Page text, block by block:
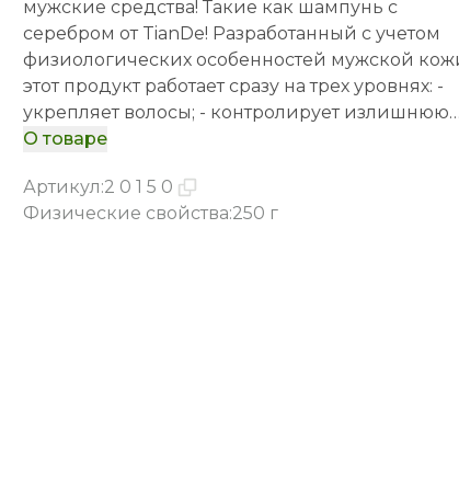
мужские средства! Такие как шампунь с
серебром от TianDe! Разработанный с учетом
физиологических особенностей мужской
этот продукт работает сразу на трех уровнях: -
укрепляет волосы; - контролирует излишнюю
жирность у корней; - защищает кожу от
вариант для спортсменов и любителей
отдыха. Средство содержит коллоидное
О товаре
Артикул:20150
Физические свойства:250 г